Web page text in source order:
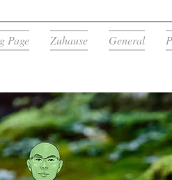
Page Zuhause General